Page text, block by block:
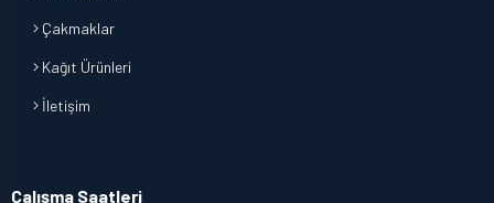
Çakmaklar
Kağıt Ürünleri
İletişim
Çalışma Saatleri